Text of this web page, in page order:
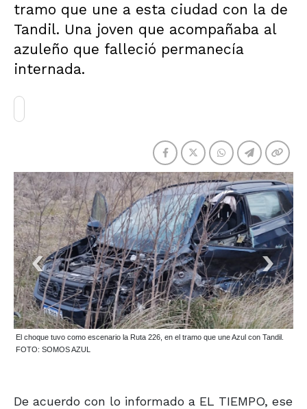
tramo que une a esta ciudad con la de
Tandil. Una joven que acompañaba al
azuleño que falleció permanecía
internada.
El choque tuvo como escenario la Ruta 226, en el tramo que une Azul con Tandil.
FOTO: SOMOS AZUL
De acuerdo con lo informado a EL TIEMPO, ese